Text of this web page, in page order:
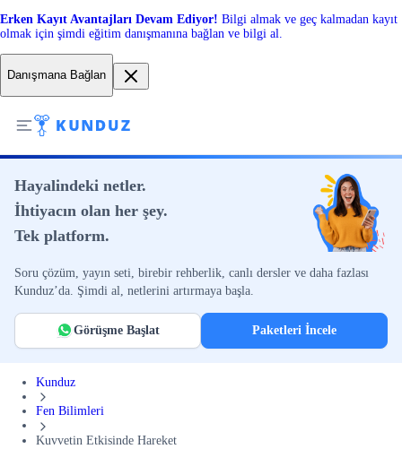
Erken Kayıt Avantajları Devam Ediyor! Bilgi almak ve geç kalmadan kayıt
olmak için şimdi eğitim danışmanına bağlan ve bilgi al.
Danışmana Bağlan
Hayalindeki netler.
İhtiyacın olan her şey.
Tek platform.
Soru çözüm, yayın seti, birebir rehberlik, canlı dersler ve daha fazlası
Kunduz’da. Şimdi al, netlerini artırmaya başla.
Görüşme Başlat Paketleri İncele
Kunduz
Fen Bilimleri
Kuvvetin Etkisinde Hareket